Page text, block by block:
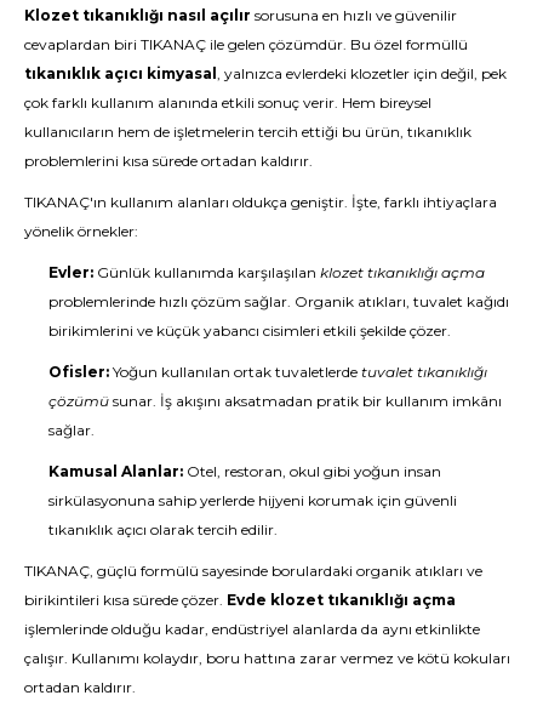
Klozet tıkanıklığı nasıl açılır sorusuna en hızlı ve güvenilir
cevaplardan biri TIKANAÇ ile gelen çözümdür. Bu özel formüllü
tıkanıklık açıcı kimyasal , yalnızca evlerdeki klozetler için değil, pek
çok farklı kullanım alanında etkili sonuç verir. Hem bireysel
kullanıcıların hem de işletmelerin tercih ettiği bu ürün, tıkanıklık
problemlerini kısa sürede ortadan kaldırır.
TIKANAÇ'ın kullanım alanları oldukça geniştir. İşte, farklı ihtiyaçlara
yönelik örnekler:
Evler: Günlük kullanımda karşılaşılan klozet tıkanıklığı açma
problemlerinde hızlı çözüm sağlar. Organik atıkları, tuvalet kağıdı
birikimlerini ve küçük yabancı cisimleri etkili şekilde çözer.
Ofisler: Yoğun kullanılan ortak tuvaletlerde tuvalet tıkanıklığı
çözümü sunar. İş akışını aksatmadan pratik bir kullanım imkânı
sağlar.
Kamusal Alanlar: Otel, restoran, okul gibi yoğun insan
sirkülasyonuna sahip yerlerde hijyeni korumak için güvenli
tıkanıklık açıcı olarak tercih edilir.
TIKANAÇ, güçlü formülü sayesinde borulardaki organik atıkları ve
birikintileri kısa sürede çözer. Evde klozet tıkanıklığı açma
işlemlerinde olduğu kadar, endüstriyel alanlarda da aynı etkinlikte
çalışır. Kullanımı kolaydır, boru hattına zarar vermez ve kötü kokuları
ortadan kaldırır.